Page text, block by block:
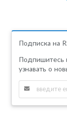
Подписка на
Подпишитесь
узнавать о